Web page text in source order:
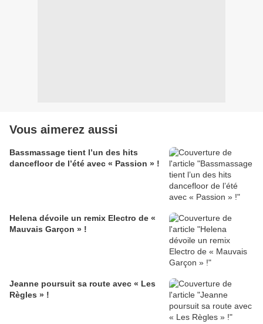
Vous aimerez aussi
Bassmassage tient l’un des hits
dancefloor de l’été avec « Passion » !
Helena dévoile un remix Electro de «
Mauvais Garçon » !
Jeanne poursuit sa route avec « Les
Règles » !